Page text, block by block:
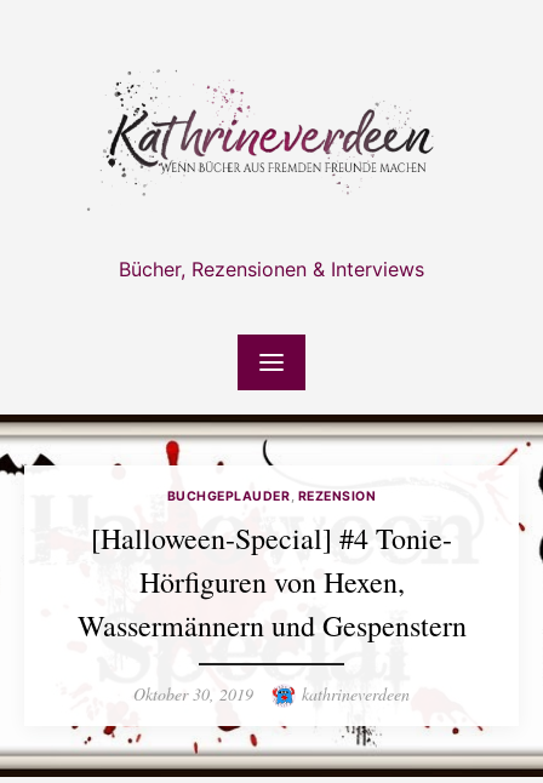
Bücher, Rezensionen & Interviews
BUCHGEPLAUDER, REZENSION
[Halloween-Special] #4 Tonie-
Hörfiguren von Hexen,
Wassermännern und Gespenstern
Posted
Oktober 30, 2019 Author
kathrineverdeen